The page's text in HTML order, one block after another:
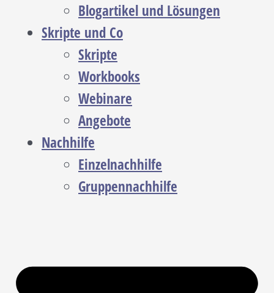
Blogartikel und Lösungen
Skripte und Co
Skripte
Workbooks
Webinare
Angebote
Nachhilfe
Einzelnachhilfe
Gruppennachhilfe